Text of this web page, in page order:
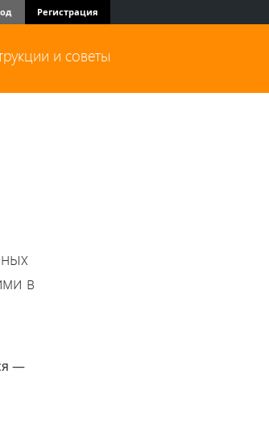
Регистрация
и советы
в
—